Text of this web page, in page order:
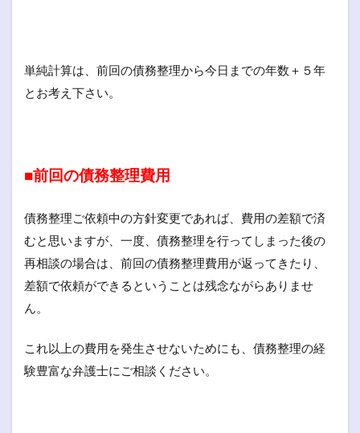
単純計算は、前回の債務整理から今日までの年数＋５年
とお考え下さい。
■前回の債務整理費用
債務整理ご依頼中の方針変更であれば、費用の差額で済
むと思いますが、一度、債務整理を行ってしまった後の
再相談の場合は、前回の債務整理費用が返ってきたり、
差額で依頼ができるということは残念ながらありませ
ん。
これ以上の費用を発生させないためにも、債務整理の経
験豊富な弁護士にご相談ください。